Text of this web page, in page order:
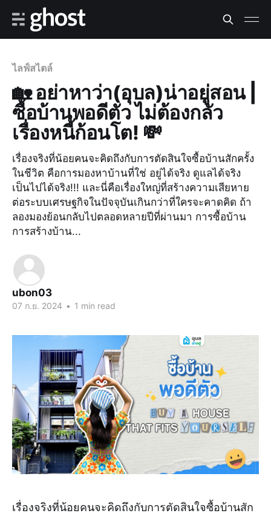
ไลฟ์สไตล์
🏡 อย่าหาว่า(อุบล)น่าอยู่สอน |
ซื้อบ้านพอดีตัว ไม่ต้องกลัว
เรื่องหนี้ก้อนโต! 💸
เรื่องจริงที่น้อยคนจะคิดถึงกับการตัดสินใจซื้อบ้านสักครั้ง
ในชีวิต คือการมองหาบ้านที่ใช่ อยู่ได้จริง ดูแลได้จริง
เป็นไปได้จริง!!! และนี่คือเรื่องใหญ่ที่สร้างความเสียหาย
ต่อระบบเศรษฐกิจในปัจจุบันเกินกว่าที่ใครจะคาดคิด ถ้า
ลองมองย้อนกลับไปตลอดหลายปีที่ผ่านมา การซื้อบ้าน
การสร้างบ้าน...
ubon03
07 ก.ย. 2024 • 1 min read
เรื่องจริงที่น้อยคนจะคิดถึงกับการตัดสินใจซื้อบ้านสัก